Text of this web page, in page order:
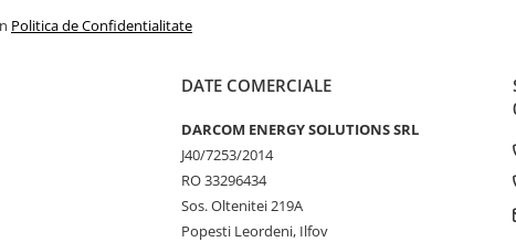
Politica de Confidentialitate
DATE COMERCIALE
DARCOM ENERGY SOLUTIONS SRL
J40/7253/2014
RO 33296434
Sos. Oltenitei 219A
Popesti Leordeni, Ilfov